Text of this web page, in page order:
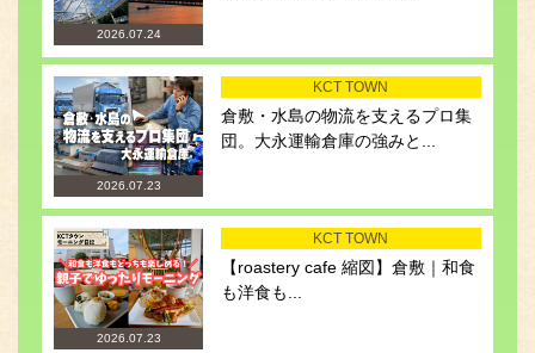
2026.07.24
2026.07.23
KCT TOWN
倉敷・水島の物流を支えるプロ集
団。大永運輸倉庫の強みと...
2026.07.23
KCT TOWN
【roastery cafe 縮図】倉敷｜和食
も洋食も...